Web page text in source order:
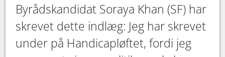
Byrådskandidat Soraya Khan (SF) har
skrevet dette indlæg: Jeg har skrevet
under på Handicapløftet, fordi jeg